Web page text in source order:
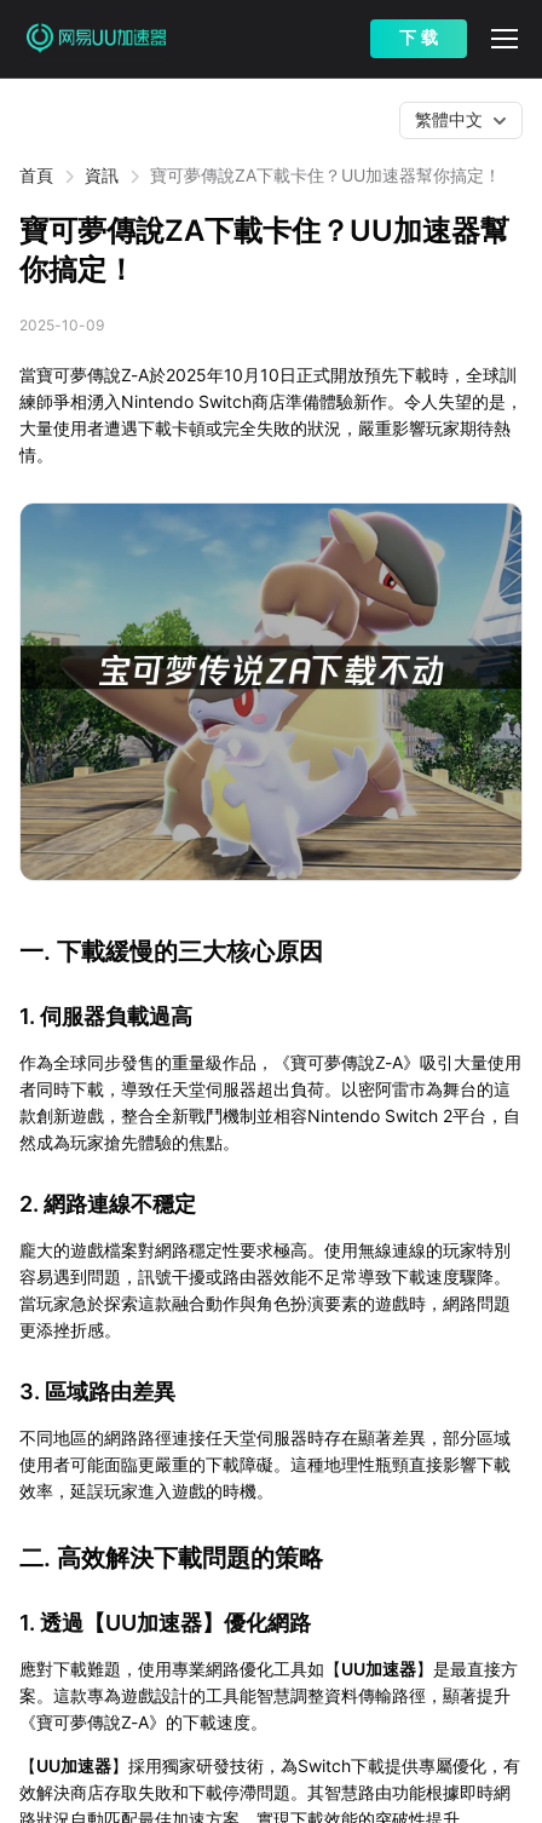
下 载
首頁 資訊 寶可夢傳說ZA下載卡住？UU加速器幫你搞定！
繁體中文
寶可夢傳說ZA下載卡住？UU加速器幫
你搞定！
2025-10-09
當寶可夢傳說Z-A於2025年10月10日正式開放預先下載時，全球訓
練師爭相湧入Nintendo Switch商店準備體驗新作。令人失望的是，
大量使用者遭遇下載卡頓或完全失敗的狀況，嚴重影響玩家期待熱
情。
一. 下載緩慢的三大核心原因
1. 伺服器負載過高
作為全球同步發售的重量級作品，《寶可夢傳說Z-A》吸引大量使用
者同時下載，導致任天堂伺服器超出負荷。以密阿雷市為舞台的這
款創新遊戲，整合全新戰鬥機制並相容Nintendo Switch 2平台，自
然成為玩家搶先體驗的焦點。
2. 網路連線不穩定
龐大的遊戲檔案對網路穩定性要求極高。使用無線連線的玩家特別
容易遇到問題，訊號干擾或路由器效能不足常導致下載速度驟降。
當玩家急於探索這款融合動作與角色扮演要素的遊戲時，網路問題
更添挫折感。
3. 區域路由差異
不同地區的網路路徑連接任天堂伺服器時存在顯著差異，部分區域
使用者可能面臨更嚴重的下載障礙。這種地理性瓶頸直接影響下載
效率，延誤玩家進入遊戲的時機。
二. 高效解決下載問題的策略
1. 透過【UU加速器】優化網路
應對下載難題，使用專業網路優化工具如【UU加速器】是最直接方
案。這款專為遊戲設計的工具能智慧調整資料傳輸路徑，顯著提升
《寶可夢傳說Z-A》的下載速度。
【UU加速器】採用獨家研發技術，為Switch下載提供專屬優化，有
效解決商店存取失敗和下載停滯問題。其智慧路由功能根據即時網
路狀況自動匹配最佳加速方案，實現下載效能的突破性提升。